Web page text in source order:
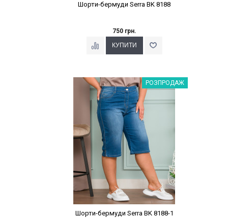
Шорти-бермуди Serra BK 8188
750 грн.
Наклейки Варіант з %РОЗПРОДАЖ
Шорти-бермуди Serra BK 8188-1